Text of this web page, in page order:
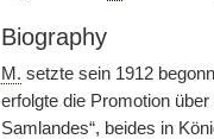
Biography
M. setzte sein 1912
erfolgte die Promotion
Samlandes“, beides in